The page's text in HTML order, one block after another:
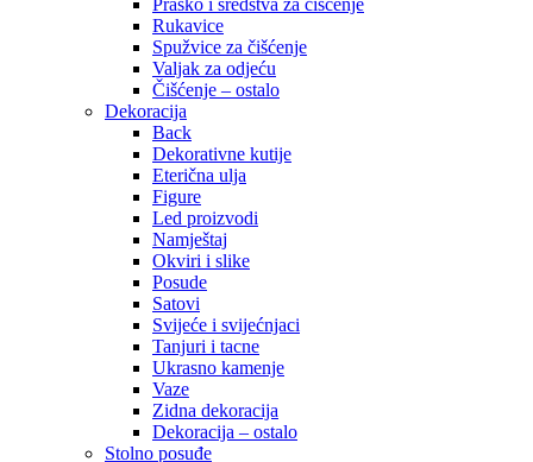
Praško i sredstva za čišćenje
Rukavice
Spužvice za čišćenje
Valjak za odjeću
Čišćenje – ostalo
Dekoracija
Back
Dekorativne kutije
Eterična ulja
Figure
Led proizvodi
Namještaj
Okviri i slike
Posude
Satovi
Svijeće i svijećnjaci
Tanjuri i tacne
Ukrasno kamenje
Vaze
Zidna dekoracija
Dekoracija – ostalo
Stolno posuđe